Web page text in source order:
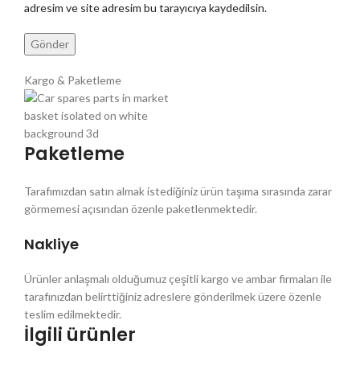
adresim ve site adresim bu tarayıcıya kaydedilsin.
Kargo & Paketleme
Paketleme
Tarafımızdan satın almak istediğiniz ürün taşıma sırasında zarar
görmemesi açısından özenle paketlenmektedir.
Nakliye
Ürünler anlaşmalı olduğumuz çeşitli kargo ve ambar firmaları ile
tarafınızdan belirttiğiniz adreslere gönderilmek üzere özenle
teslim edilmektedir.
İlgili ürünler